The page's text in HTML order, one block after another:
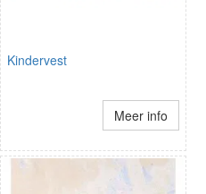
Kindervest
Meer info